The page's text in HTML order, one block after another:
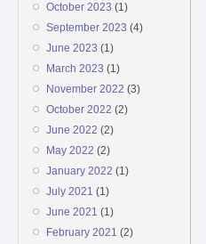
October 2023 (1)
September 2023 (4)
June 2023 (1)
March 2023 (1)
November 2022 (3)
October 2022 (2)
June 2022 (2)
May 2022 (2)
January 2022 (1)
July 2021 (1)
June 2021 (1)
February 2021 (2)